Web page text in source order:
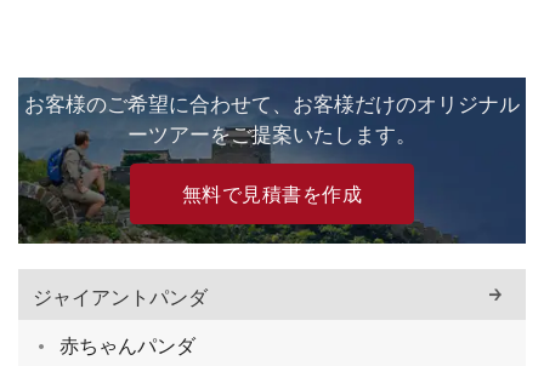
お客様のご希望に合わせて、お客様だけのオリジナル
ーツアーをご提案いたします。
無料で見積書を作成
ジャイアントパンダ
赤ちゃんパンダ